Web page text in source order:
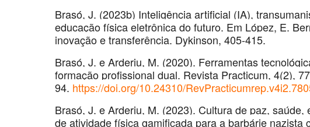
Brasó, J. (2023b) Inteligência artificial (IA),
educação física eletrônica do futuro. Em López, E.
inovação e transferência. Dykinson, 405-415.
Brasó, J. e Arderiu, M. (2020). Ferramentas
formação profissional dual. Revista Practicum, 4(2),
94. https://doi.org/10.24310/
Brasó, J. e Arderiu, M. (2023). Cultura de paz,
de atividade física gamificada para a barbárie nazista